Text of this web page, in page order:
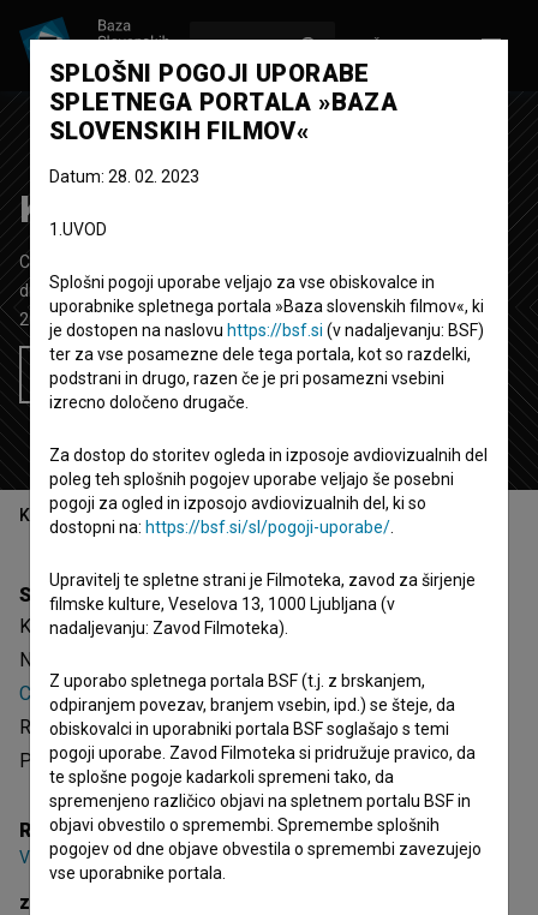
Koja je ovo država!
Celovečerni igrani film
drama, komedija
2018
Hrvaška Srbija ,Poljska
Želim si ogledati ta film
Kazalo
Sinopsis
Koja je ovo država! je hrvaški celovečerni igrani film.
Nastopajo
Cavazza. Žanrsko je opredeljen kot drama in komedija.
Režiser jeVinko Brešan. Nastal je v produkcijiInter film
Prejel je 1 nagrado.
Režija
Vinko Brešan
zasedba
SPLOŠNI POGOJI UPORABE
SPLETNEGA PORTALA »BAZA
SLOVENSKIH FILMOV«
Datum: 28. 02. 2023
1.UVOD
Splošni pogoji uporabe veljajo za vse obiskovalce in
uporabnike spletnega portala »Baza slovenskih filmov«, ki
je dostopen na naslovu https://bsf.si (v nadaljevanju: BSF)
ter za vse posamezne dele tega portala, kot so razdelki,
podstrani in drugo, razen če je pri posamezni vsebini
izrecno določeno drugače.
Za dostop do storitev ogleda in izposoje avdiovizualnih del
poleg teh splošnih pogojev uporabe veljajo še posebni
pogoji za ogled in izposojo avdiovizualnih del, ki so
dostopni na: https://bsf.si/sl/pogoji-uporabe/
Upravitelj te spletne strani je Filmoteka, zavod za širjenje
filmske kulture, Veselova 13, 1000 Ljubljana (v
nadaljevanju: Zavod Filmoteka).
Z uporabo spletnega portala BSF (t.j. z brskanjem,
odpiranjem povezav, branjem vsebin, ipd.) se šteje, da
obiskovalci in uporabniki portala BSF soglašajo s temi
pogoji uporabe. Zavod Filmoteka si pridružuje pravico, da
te splošne pogoje kadarkoli spremeni tako, da
spremenjeno različico objavi na spletnem portalu BSF in
objavi obvestilo o spremembi. Spremembe splošnih
pogojev od dne objave obvestila o spremembi zavezujejo
vse uporabnike portala.